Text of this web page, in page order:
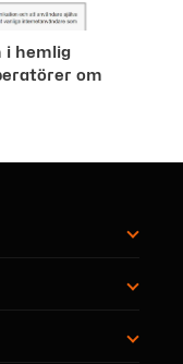
i hemlig
om